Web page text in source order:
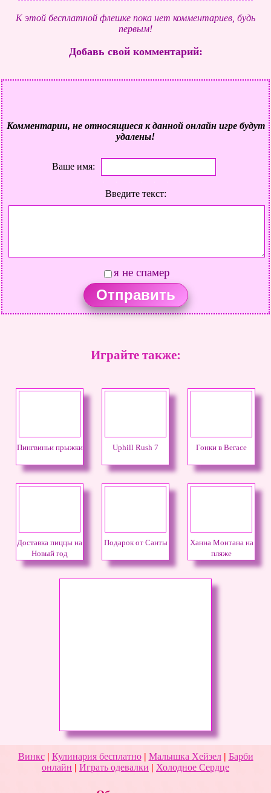
К этой бесплатной флешке пока нет комментариев, будь
первым!
Добавь свой комментарий:
Комментарии, не относящиеся к данной онлайн игре будут
удалены!
Ваше имя:
Введите текст:
я не спамер
Играйте также:
Пингвиньи прыжки Uphill Rush 7 Гонки в Вегасе
Доставка пиццы на
Новый год
Подарок от Санты
Ханна Монтана на
пляже
Винкс| Кулинария бесплатно| Малышка Хейзел| Барби
онлайн | Играть одевалки | Холодное Сердце